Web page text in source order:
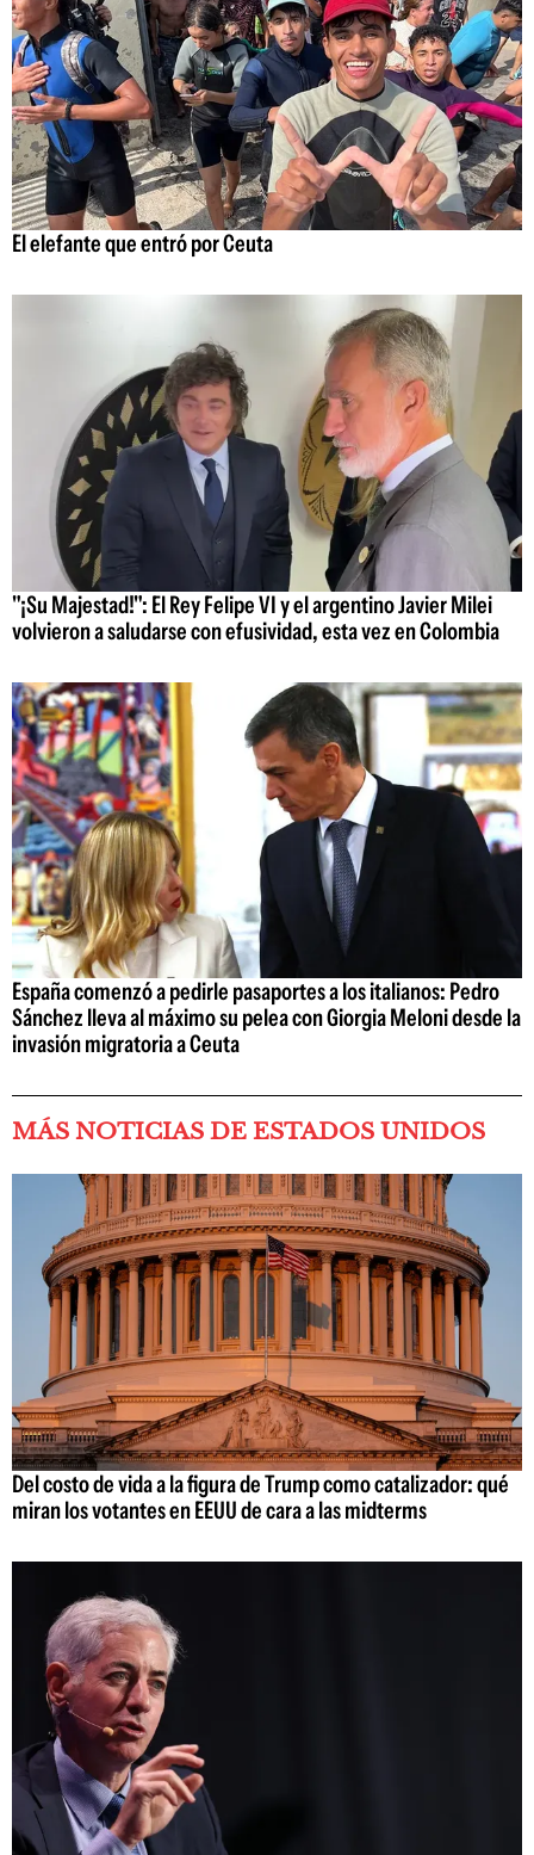
El elefante que entró por Ceuta
"¡Su Majestad!": El Rey Felipe VI y el argentino Javier Milei
volvieron a saludarse con efusividad, esta vez en Colombia
España comenzó a pedirle pasaportes a los italianos: Pedro
Sánchez lleva al máximo su pelea con Giorgia Meloni desde la
invasión migratoria a Ceuta
MÁS NOTICIAS DE ESTADOS UNIDOS
Del costo de vida a la figura de Trump como catalizador: qué
miran los votantes en EEUU de cara a las midterms